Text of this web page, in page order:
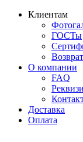
Клиентам
ГОСТы
Возврат
О компании
FAQ
Доставка
Оплата